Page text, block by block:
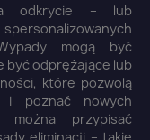
odkrycie – lub
mogą być
być odprężające lub
które pozwolą
i poznać nowych
można przypisać
eliminacji – takie